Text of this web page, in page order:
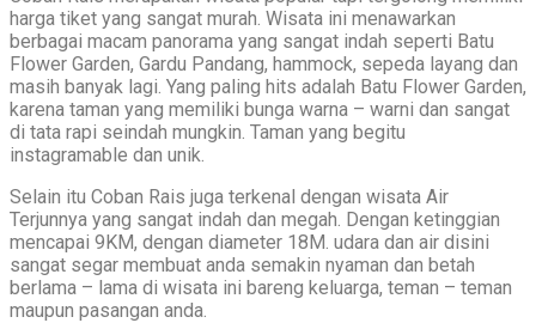
harga tiket yang sangat murah. Wisata ini menawarkan
berbagai macam panorama yang sangat indah seperti Batu
Flower Garden, Gardu Pandang, hammock, sepeda layang dan
masih banyak lagi. Yang paling hits adalah Batu Flower Garden,
karena taman yang memiliki bunga warna – warni dan sangat
di tata rapi seindah mungkin. Taman yang begitu
instagramable dan unik.
Selain itu Coban Rais juga terkenal dengan wisata Air
Terjunnya yang sangat indah dan megah. Dengan ketinggian
mencapai 9KM, dengan diameter 18M. udara dan air disini
sangat segar membuat anda semakin nyaman dan betah
berlama – lama di wisata ini bareng keluarga, teman – teman
maupun pasangan anda.